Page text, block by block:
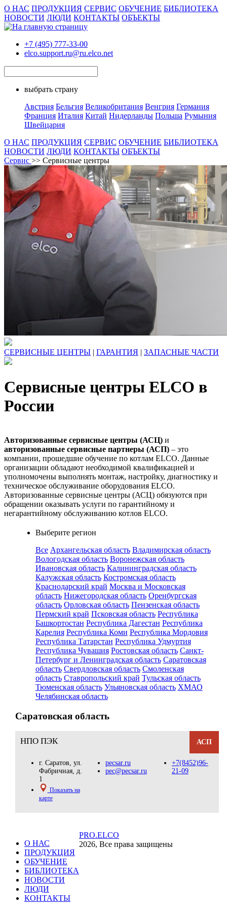
О НАС ПРОДУКЦИЯ СЕРВИС ОБУЧЕНИЕ БИБЛИОТЕКА
НОВОСТИ ЛЮДИ КОНТАКТЫ ОБЪЕКТЫ
+7 (495) 777-33-00
elco.support.ru@ru.elco.net
выбрать страну
Австрия Бельгия Великобритания Венгрия Германия
Франция Италия Китай Нидерланды Польша Румыния
Швейцария
О НАС ПРОДУКЦИЯ СЕРВИС ОБУЧЕНИЕ БИБЛИОТЕКА
НОВОСТИ ЛЮДИ КОНТАКТЫ ОБЪЕКТЫ
Сервис >> Сервисные центры
СЕРВИСНЫЕ ЦЕНТРЫ | ГАРАНТИЯ | ЗАПАСНЫЕ ЧАСТИ
Сервисные центры ELCO в
России
Авторизованные сервисные центры (АСЦ) и
авторизованные сервисные партнеры (АСП) – это
компании, прошедшие обучение по котлам ELCO. Данные
организации обладают необходимой квалификацией и
уполномочены выполнять монтаж, настройку, диагностику и
техническое обслуживание оборудования ELCO.
Авторизованные сервисные центры (АСЦ) обязуются при
обращении оказывать услуги по гарантийному и
негарантийному обслуживанию котлов ELCO.
Выберите регион
Все Архангельская область Владимирская область
Вологодская область Воронежская область
Ивановская область Калининградская область
Калужская область Костромская область
Краснодарский край Москва и Московская
область Нижегородская область Оренбургская
область Орловская область Пензенская область
Пермский край Псковская область Республика
Башкортостан Республика Дагестан Республика
Карелия Республика Коми Республика Мордовия
Республика Татарстан Республика Удмуртия
Республика Чувашия Ростовская область Санкт-
Петербург и Ленинградская область Саратовская
область Свердловская область Смоленская
область Ставропольский край Тульская область
Тюменская область Ульяновская область ХМАО
Челябинская область
Саратовская область
НПО ПЭК АСП
г. Саратов, ул.
Фабричная, д.
1
Показать на
карте
pecsar.ru
pec@pecsar.ru
+7(8452)96-
21-09
О НАС
ПРОДУКЦИЯ
ОБУЧЕНИЕ
БИБЛИОТЕКА
НОВОСТИ
ЛЮДИ
КОНТАКТЫ
PRO.ELCO
2026, Все права защищены